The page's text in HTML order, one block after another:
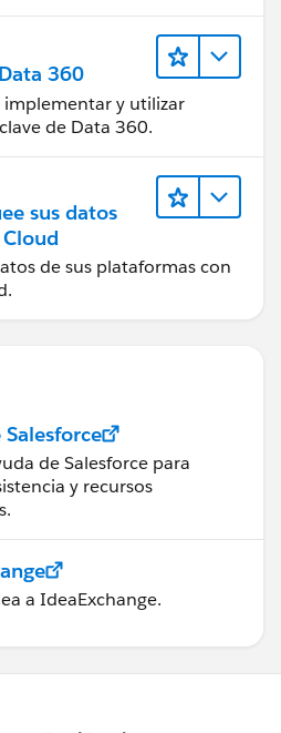
360
implementar y utilizar
de Data 360.
sus datos
de sus plataformas con
de Salesforce para
y recursos
a IdeaExchange.